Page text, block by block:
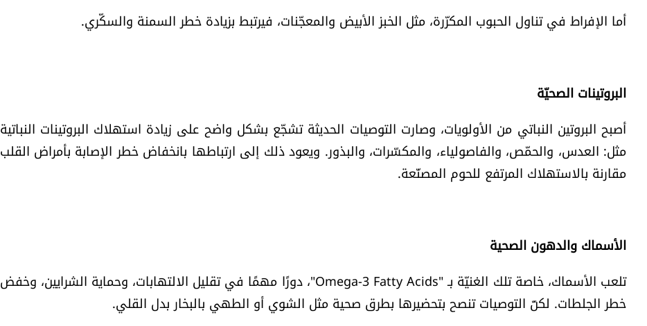
أما الإفراط في تناول الحبوب المكرّرة، مثل الخبز الأبيض والمعجّنات، فيرتبط بزيادة خطر السمنة والسكّري.
البروتينات الصحيّة
أصبح البروتين النباتي من الأولويات، وصارت التوصيات الحديثة تشجّع بشكل واضح على زيادة استهلاك البروتينات النباتية
مثل: العدس، والحمّص، والفاصولياء، والمكسّرات، والبذور. ويعود ذلك إلى ارتباطها بانخفاض خطر الإصابة بأمراض القلب
مقارنة بالاستهلاك المرتفع للحوم المصنّعة.
الأسماك والدهون الصحية
تلعب الأسماك، خاصة تلك الغنيّة بـ "Omega-3 Fatty Acids"، دورًا مهمًا في تقليل الالتهابات، وحماية الشرايين، وخفض
خطر الجلطات. لكنّ التوصيات تنصح بتحضيرها بطرق صحية مثل الشوي أو الطهي بالبخار بدل القلي.